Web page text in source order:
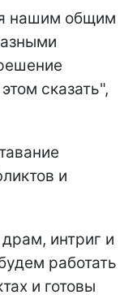
нашим общим
сказать",
и
интриг и
работать
и готовы